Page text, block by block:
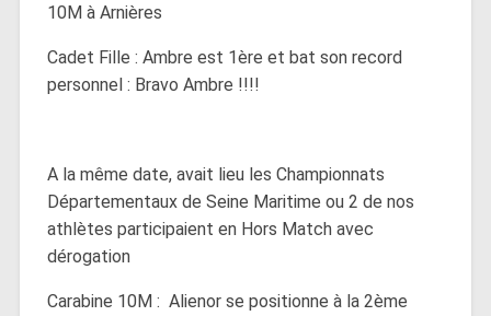
10M à Arnières
Cadet Fille : Ambre est 1ère et bat son record
personnel : Bravo Ambre !!!!
A la même date, avait lieu les Championnats
Départementaux de Seine Maritime ou 2 de nos
athlètes participaient en Hors Match avec
dérogation
Carabine 10M : Alienor se positionne à la 2ème